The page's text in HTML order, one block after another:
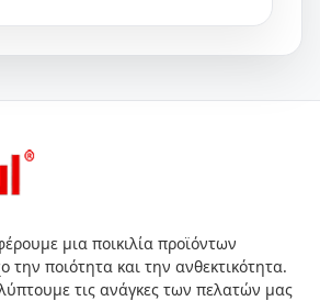
μια ποικιλία προϊόντων
την ποιότητα και την ανθεκτικότητα.
τις ανάγκες των πελατών μας